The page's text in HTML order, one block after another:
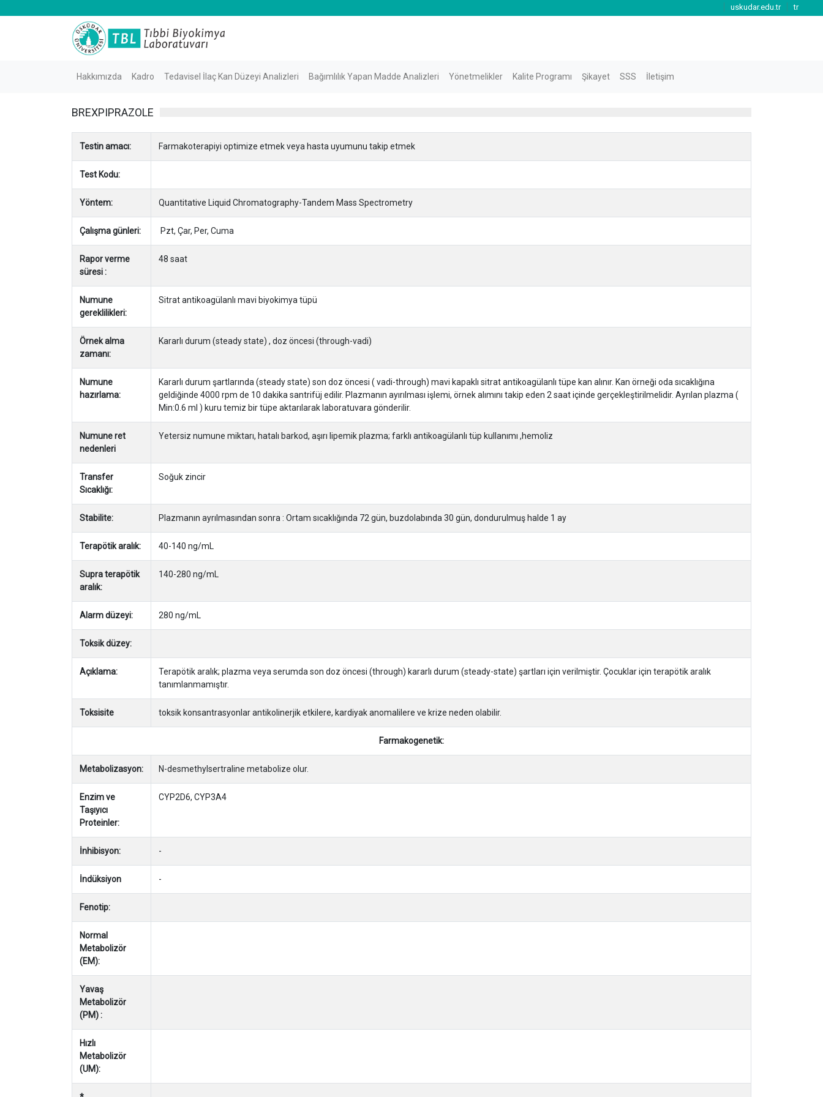
uskudar.edu.tr tr
Hakkımızda Kadro Tedavisel İlaç Kan Düzeyi Analizleri Bağımlılık Yapan Madde Analizleri Yönetmelikler Kalite Programı Şikayet SSS İletişim
BREXPIPRAZOLE
Testin amacı: Farmakoterapiyi optimize etmek veya hasta uyumunu takip etmek
Test Kodu:
Yöntem: Quantitative Liquid Chromatography-Tandem Mass Spectrometry
Çalışma günleri: Pzt, Çar, Per, Cuma
Rapor verme
süresi :
48 saat
Numune
gereklilikleri:
Sitrat antikoagülanlı mavi biyokimya tüpü
Örnek alma
zamanı:
Kararlı durum (steady state) , doz öncesi (through-vadi)
Numune
hazırlama:
Kararlı durum şartlarında (steady state) son doz öncesi ( vadi-through) mavi kapaklı sitrat antikoagülanlı tüpe kan alınır. Kan örneği oda sıcaklığına
geldiğinde 4000 rpm de 10 dakika santrifüj edilir. Plazmanın ayırılması işlemi, örnek alımını takip eden 2 saat içinde gerçekleştirilmelidir. Ayrılan plazma (
Min:0.6 ml ) kuru temiz bir tüpe aktarılarak laboratuvara gönderilir.
Numune ret
nedenleri
Yetersiz numune miktarı, hatalı barkod, aşırı lipemik plazma; farklı antikoagülanlı tüp kullanımı ,hemoliz
Transfer
Sıcaklığı:
Soğuk zincir
Stabilite: Plazmanın ayrılmasından sonra : Ortam sıcaklığında 72 gün, buzdolabında 30 gün, dondurulmuş halde 1 ay
Terapötik aralık: 40-140 ng/mL
Supra terapötik
aralık:
140-280 ng/mL
Alarm düzeyi: 280 ng/mL
Toksik düzey:
Açıklama:
Terapötik aralık; plazma veya serumda son doz öncesi (through) kararlı durum (steady-state) şartları için verilmiştir. Çocuklar için terapötik aralık
tanımlanmamıştır.
Toksisite toksik konsantrasyonlar antikolinerjik etkilere, kardiyak anomalilere ve krize neden olabilir.
Farmakogenetik:
Metabolizasyon: N-desmethylsertraline metabolize olur.
Enzim ve
Taşıyıcı
Proteinler:
CYP2D6, CYP3A4
İnhibisyon: -
İndüksiyon -
Fenotip:
Normal
Metabolizör
(EM):
Yavaş
Metabolizör
(PM) :
Hızlı
Metabolizör
(UM):